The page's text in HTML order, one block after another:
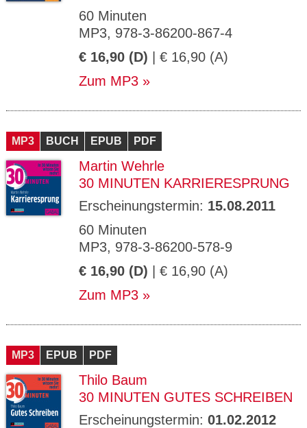
60 Minuten
MP3, 978-3-86200-867-4
€ 16,90 (D) | € 16,90 (A)
Zum MP3
MP3 BUCH EPUB PDF
Martin Wehrle
30 MINUTEN KARRIERESPRUNG
Erscheinungstermin: 15.08.2011
60 Minuten
MP3, 978-3-86200-578-9
€ 16,90 (D) | € 16,90 (A)
Zum MP3
MP3 EPUB PDF
Thilo Baum
30 MINUTEN GUTES SCHREIBEN
Erscheinungstermin: 01.02.2012